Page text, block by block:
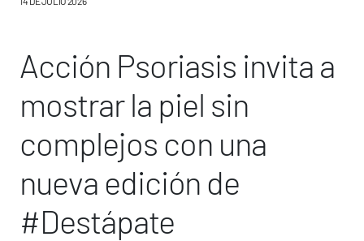
Acción Psoriasis invita a
mostrar la piel sin
complejos con una
nueva edición de
#Destápate